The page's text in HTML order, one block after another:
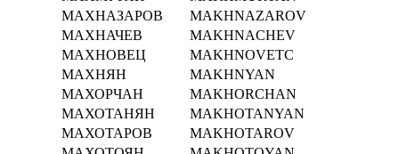
МАХНАЗАРОВ
MAKHNAZAROV
МАХНАЧЕВ
MAKHNACHEV
МАХНОВЕЦ
MAKHNOVETC
МАХНЯН
MAKHNYAN
МАХОРЧАН
MAKHORCHAN
МАХОТАНЯН
MAKHOTANYAN
МАХОТАРОВ
MAKHOTAROV